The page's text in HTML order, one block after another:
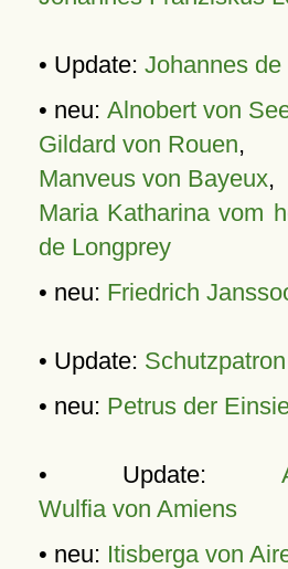
• Update: Johannes
• neu: Alnobert von
Gildard von Rouen,
Manveus von Bayeux,
Maria Katharina vom
de Longprey
• neu: Friedrich
• Update:
• neu: Petrus der
• Update:
Wulfia von Amiens
• neu: Itisberga von